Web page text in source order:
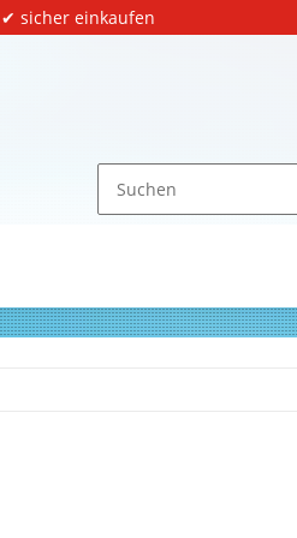
✔ sicher einkaufen